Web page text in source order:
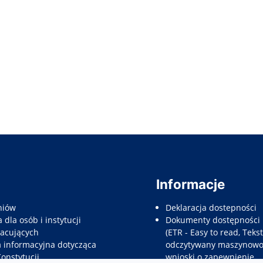
dla osób i instytucji
informacyjna dotycząca
Informacje
Deklaracja dostepności
Dokumenty dostępności
(ETR - Easy to read, Tekst
odczytywany
wnioski o zapewnienie